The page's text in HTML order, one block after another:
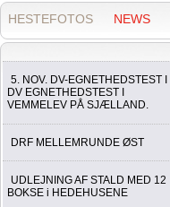
HESTEFOTOS NEWS
5. NOV. DV-EGNETHEDSTEST I
DV EGNETHEDSTEST I
VEMMELEV PÅ SJÆLLAND.
DRF MELLEMRUNDE ØST
UDLEJNING AF STALD MED 12
BOKSE i HEDEHUSENE